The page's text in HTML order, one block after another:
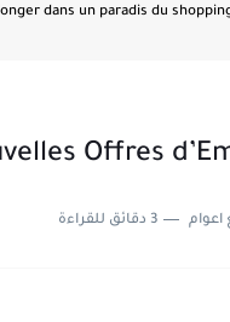
dans un paradis du
Offres
3 دقائق للقراءة